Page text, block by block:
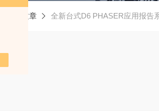
技术文章 全新台式D6 PHASER应用报告